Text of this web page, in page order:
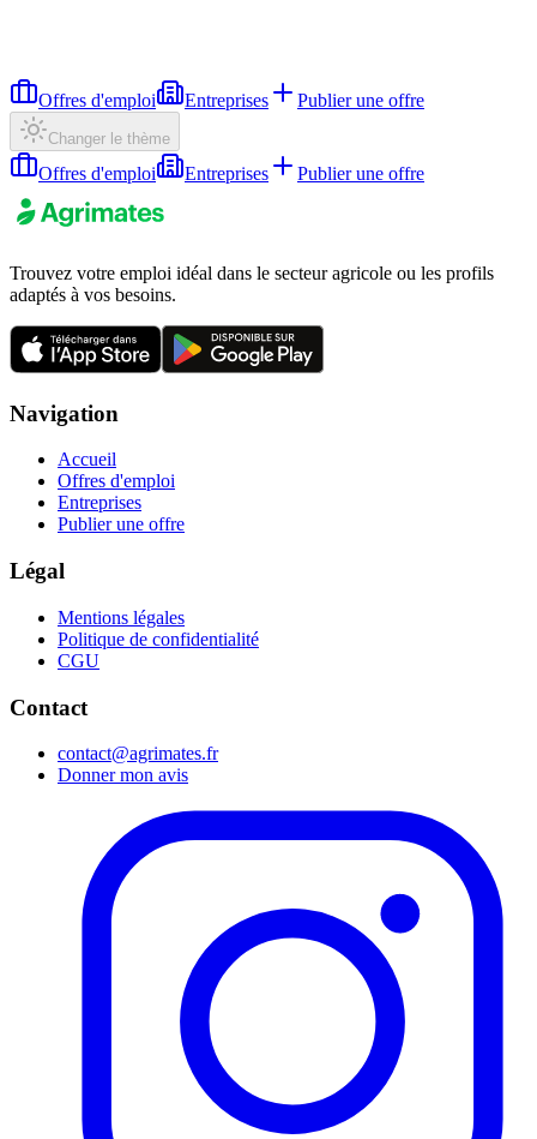
Offres d'emploi Entreprises Publier une offre
Changer le thème
Offres d'emploi Entreprises Publier une offre
Trouvez votre emploi idéal dans le secteur agricole ou les profils
adaptés à vos besoins.
Navigation
Accueil
Offres d'emploi
Entreprises
Publier une offre
Légal
Mentions légales
Politique de confidentialité
CGU
Contact
contact@agrimates.fr
Donner mon avis